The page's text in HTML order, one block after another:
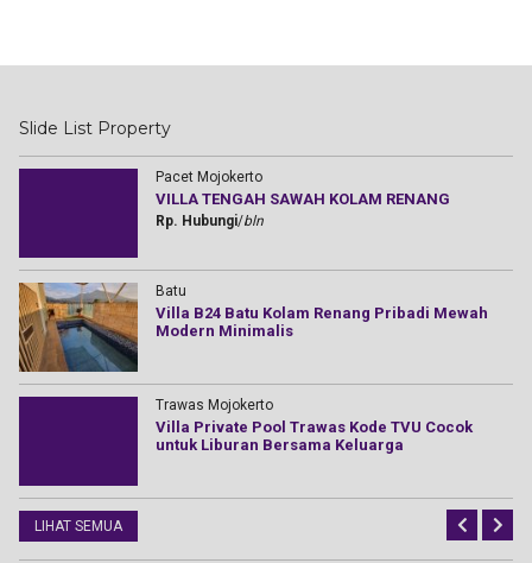
Slide List Property
Pacet Mojokerto
VILLA TENGAH SAWAH KOLAM RENANG
Rp. Hubungi/bln
Batu
Villa B24 Batu Kolam Renang Pribadi Mewah
Modern Minimalis
Trawas Mojokerto
Villa Private Pool Trawas Kode TVU Cocok
untuk Liburan Bersama Keluarga
LIHAT SEMUA